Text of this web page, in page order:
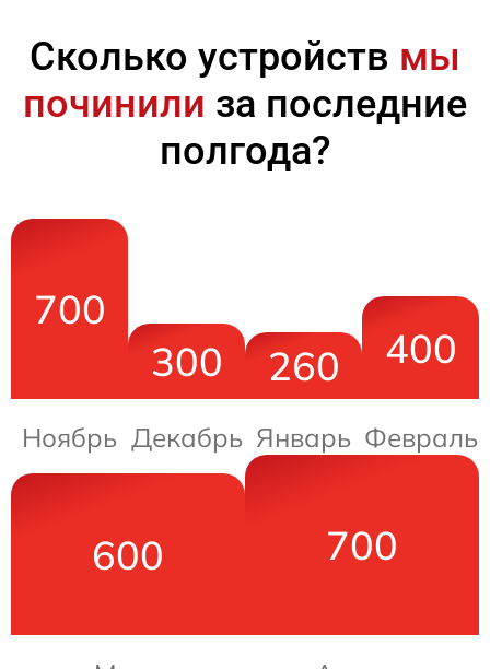
Сколько устройств мы
починили за последние
полгода?
700
Ноябрь
300
Декабрь
260
Январь
400
Февраль
600 700